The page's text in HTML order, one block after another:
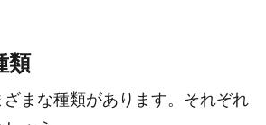
類
まな種類があります。それぞれ